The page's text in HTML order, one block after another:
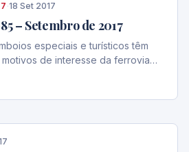
·18 Set 2017
– Setembro de 2017
especiais e turísticos têm
de interesse da ferrovia…